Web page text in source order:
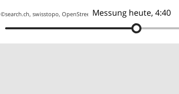
Messung heute, 4:40
©search.ch,swisstopo,OpenStreetMap,others